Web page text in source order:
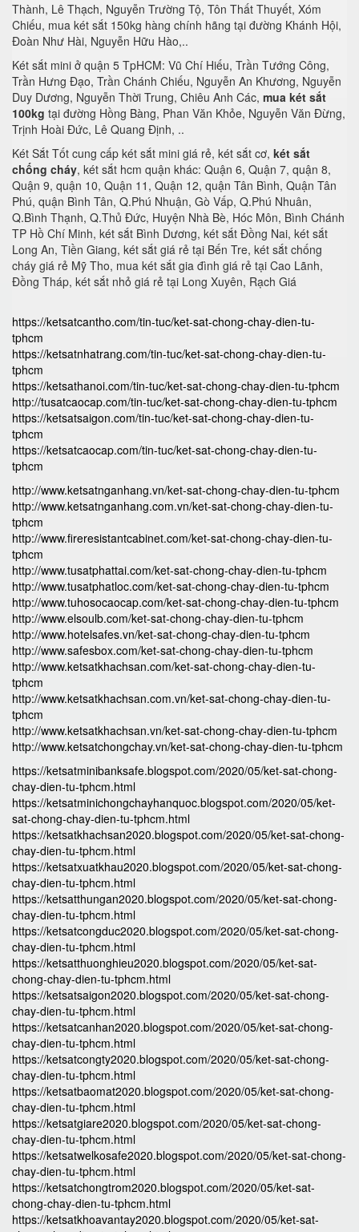
Thành, Lê Thạch, Nguyễn Trường Tộ, Tôn Thất Thuyết, Xóm
Chiếu, mua két sắt 150kg hàng chính hãng tại đường Khánh Hội,
Đoàn Như Hài, Nguyễn Hữu Hào,..
Két sắt mini ở quận 5 TpHCM: Vũ Chí Hiếu, Trần Tướng Công,
Trần Hưng Đạo, Trần Chánh Chiếu, Nguyễn An Khương, Nguyễn
Duy Dương, Nguyễn Thời Trung, Chiêu Anh Các, mua két sắt
100kg tại đường Hồng Bàng, Phan Văn Khỏe, Nguyễn Văn Đừng,
Trịnh Hoài Đức, Lê Quang Định, ..
Két Sắt Tốt cung cấp két sắt mini giá rẻ, két sắt cơ, két sắt
chống cháy, két sắt hcm quận khác: Quận 6, Quận 7, quận 8,
Quận 9, quận 10, Quận 11, Quận 12, quận Tân Bình, Quận Tân
Phú, quận Bình Tân, Q.Phú Nhuận, Gò Vấp, Q.Phú Nhuân,
Q.Bình Thạnh, Q.Thủ Đức, Huyện Nhà Bè, Hóc Môn, Bình Chánh
TP Hồ Chí Minh, két sắt Bình Dương, két sắt Đồng Nai, két sắt
Long An, Tiền Giang, két sắt giá rẻ tại Bến Tre, két sắt chống
cháy giá rẻ Mỹ Tho, mua két sắt gia đình giá rẻ tại Cao Lãnh,
Đồng Tháp, két sắt nhỏ giá rẻ tại Long Xuyên, Rạch Giá
https://ketsatcantho.com/tin-tuc/ket-sat-chong-chay-dien-tu-
tphcm
https://ketsatnhatrang.com/tin-tuc/ket-sat-chong-chay-dien-tu-
tphcm
https://ketsathanoi.com/tin-tuc/ket-sat-chong-chay-dien-tu-tphcm
http://tusatcaocap.com/tin-tuc/ket-sat-chong-chay-dien-tu-tphcm
https://ketsatsaigon.com/tin-tuc/ket-sat-chong-chay-dien-tu-
tphcm
https://ketsatcaocap.com/tin-tuc/ket-sat-chong-chay-dien-tu-
tphcm
http://www.ketsatnganhang.vn/ket-sat-chong-chay-dien-tu-tphcm
http://www.ketsatnganhang.com.vn/ket-sat-chong-chay-dien-tu-
tphcm
http://www.fireresistantcabinet.com/ket-sat-chong-chay-dien-tu-
tphcm
http://www.tusatphattai.com/ket-sat-chong-chay-dien-tu-tphcm
http://www.tusatphatloc.com/ket-sat-chong-chay-dien-tu-tphcm
http://www.tuhosocaocap.com/ket-sat-chong-chay-dien-tu-tphcm
http://www.elsoulb.com/ket-sat-chong-chay-dien-tu-tphcm
http://www.hotelsafes.vn/ket-sat-chong-chay-dien-tu-tphcm
http://www.safesbox.com/ket-sat-chong-chay-dien-tu-tphcm
http://www.ketsatkhachsan.com/ket-sat-chong-chay-dien-tu-
tphcm
http://www.ketsatkhachsan.com.vn/ket-sat-chong-chay-dien-tu-
tphcm
http://www.ketsatkhachsan.vn/ket-sat-chong-chay-dien-tu-tphcm
http://www.ketsatchongchay.vn/ket-sat-chong-chay-dien-tu-tphcm
https://ketsatminibanksafe.blogspot.com/2020/05/ket-sat-chong-
chay-dien-tu-tphcm.html
https://ketsatminichongchayhanquoc.blogspot.com/2020/05/ket-
sat-chong-chay-dien-tu-tphcm.html
https://ketsatkhachsan2020.blogspot.com/2020/05/ket-sat-chong-
chay-dien-tu-tphcm.html
https://ketsatxuatkhau2020.blogspot.com/2020/05/ket-sat-chong-
chay-dien-tu-tphcm.html
https://ketsatthungan2020.blogspot.com/2020/05/ket-sat-chong-
chay-dien-tu-tphcm.html
https://ketsatcongduc2020.blogspot.com/2020/05/ket-sat-chong-
chay-dien-tu-tphcm.html
https://ketsatthuonghieu2020.blogspot.com/2020/05/ket-sat-
chong-chay-dien-tu-tphcm.html
https://ketsatsaigon2020.blogspot.com/2020/05/ket-sat-chong-
chay-dien-tu-tphcm.html
https://ketsatcanhan2020.blogspot.com/2020/05/ket-sat-chong-
chay-dien-tu-tphcm.html
https://ketsatcongty2020.blogspot.com/2020/05/ket-sat-chong-
chay-dien-tu-tphcm.html
https://ketsatbaomat2020.blogspot.com/2020/05/ket-sat-chong-
chay-dien-tu-tphcm.html
https://ketsatgiare2020.blogspot.com/2020/05/ket-sat-chong-
chay-dien-tu-tphcm.html
https://ketsatwelkosafe2020.blogspot.com/2020/05/ket-sat-chong-
chay-dien-tu-tphcm.html
https://ketsatchongtrom2020.blogspot.com/2020/05/ket-sat-
chong-chay-dien-tu-tphcm.html
https://ketsatkhoavantay2020.blogspot.com/2020/05/ket-sat-